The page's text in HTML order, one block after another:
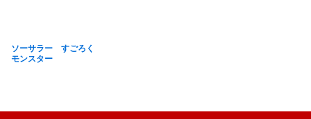
ソーサラー すごろく
モンスター